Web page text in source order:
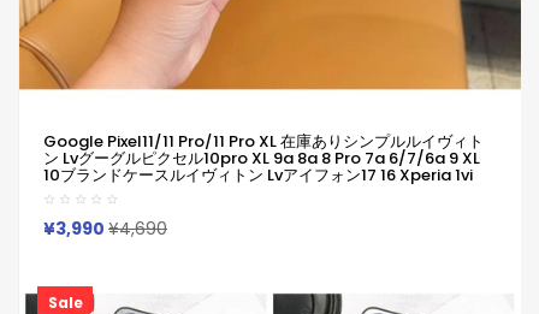
Google Pixel11/11 Pro/11 Pro XL 在庫ありシンプルルイヴィト
ン Lvグーグルピクセル10pro XL 9a 8a 8 Pro 7a 6/7/6a 9 XL
10ブランドケースルイヴィトン Lvアイフォン17 16 Xperia 1vi
10v Iv Xperia 1 Vii 10 Vii ギャラクシーa55 A54 Google Pixel 6
7 8a 8 Pro 9a 10ケース革製Iphone/Galaxy/Xperia/Google
Pixelなど全機種対応
¥3,990 ¥4,690
Sale